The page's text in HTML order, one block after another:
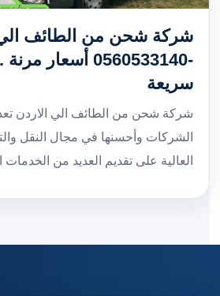
شركة شحن من الطائف الي
-0560533140
سريعة
شركة شحن من الطائف الي الاردن
الشركات وأحسنها في مجال النقل
العالية على تقديم العديد من